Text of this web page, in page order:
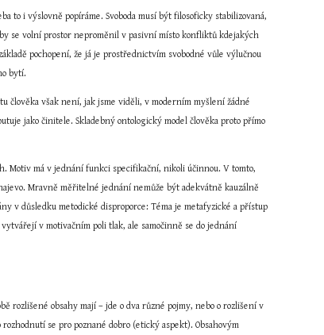
to i výslovně popíráme. Svoboda musí být filosoficky stabilizovaná,
se volní prostor neproměnil v pasivní místo konfliktů kdejakých
pochopení, že já je prostřednictvím svobodné vůle výlučnou
bytí.
člověka však není, jak jsme viděli, v moderním myšlení žádné
jako činitele. Skladebný ontologický model člověka proto přímo
Motiv má v jednání funkci specifikační, nikoli účinnou. V tomto,
Mravně měřitelné jednání nemůže být adekvátně kauzálně
v důsledku metodické disproporce: Téma je metafyzické a přístup
v motivačním poli tlak, ale samočinně se do jednání
rozlišené obsahy mají – jde o dva různé pojmy, nebo o rozlišení v
se pro poznané dobro (etický aspekt). Obsahovým